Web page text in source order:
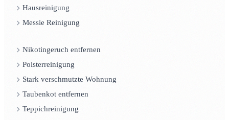
Hausreinigung
Messie Reinigung
Nikotingeruch entfernen
Polsterreinigung
Stark verschmutzte Wohnung
Taubenkot entfernen
Teppichreinigung